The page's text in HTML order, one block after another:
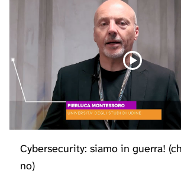
Cybersecurity: siamo in guerra!
no)